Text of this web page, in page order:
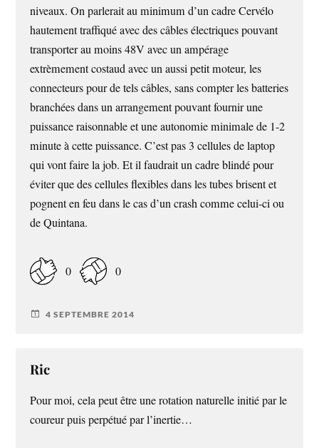
niveaux. On parlerait au minimum d’un cadre Cervélo
hautement traffiqué avec des câbles électriques pouvant
transporter au moins 48V avec un ampérage
extrèmement costaud avec un aussi petit moteur, les
connecteurs pour de tels câbles, sans compter les batteries
branchées dans un arrangement pouvant fournir une
puissance raisonnable et une autonomie minimale de 1-2
minute à cette puissance. C’est pas 3 cellules de laptop
qui vont faire la job. Et il faudrait un cadre blindé pour
éviter que des cellules flexibles dans les tubes brisent et
pognent en feu dans le cas d’un crash comme celui-ci ou
de Quintana.
0 0
4 SEPTEMBRE 2014
Ric
Pour moi, cela peut être une rotation naturelle initié par le
coureur puis perpétué par l’inertie…